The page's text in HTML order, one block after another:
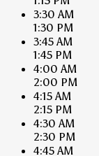
3:30 AM
1:30 PM
3:45 AM
1:45 PM
4:00 AM
2:00 PM
4:15 AM
2:15 PM
4:30 AM
2:30 PM
4:45 AM